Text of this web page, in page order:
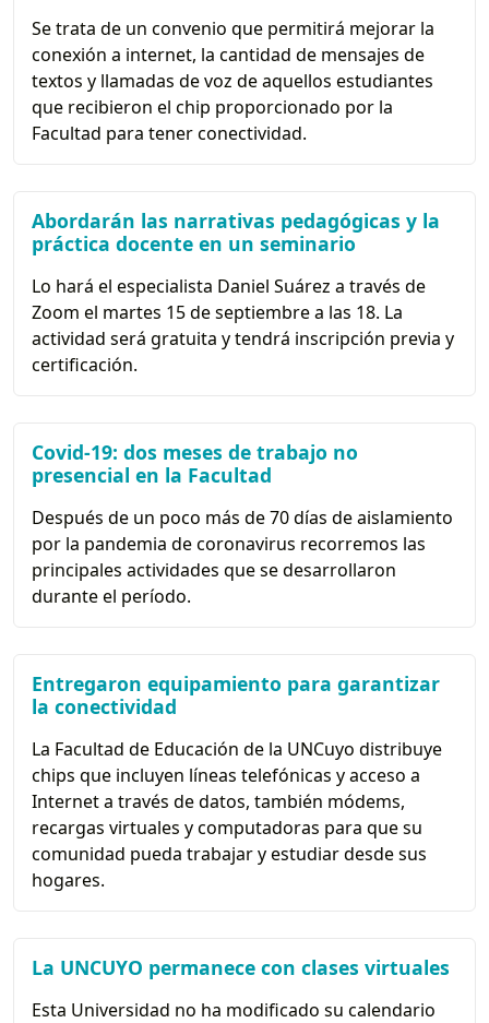
Se trata de un convenio que permitirá mejorar la
conexión a internet, la cantidad de mensajes de
textos y llamadas de voz de aquellos estudiantes
que recibieron el chip proporcionado por la
Facultad para tener conectividad.
Abordarán las narrativas pedagógicas y la
práctica docente en un seminario
Lo hará el especialista Daniel Suárez a través de
Zoom el martes 15 de septiembre a las 18. La
actividad será gratuita y tendrá inscripción previa y
certificación.
Covid-19: dos meses de trabajo no
presencial en la Facultad
Después de un poco más de 70 días de aislamiento
por la pandemia de coronavirus recorremos las
principales actividades que se desarrollaron
durante el período.
Entregaron equipamiento para garantizar
la conectividad
La Facultad de Educación de la UNCuyo distribuye
chips que incluyen líneas telefónicas y acceso a
Internet a través de datos, también módems,
recargas virtuales y computadoras para que su
comunidad pueda trabajar y estudiar desde sus
hogares.
La UNCUYO permanece con clases virtuales
Esta Universidad no ha modificado su calendario